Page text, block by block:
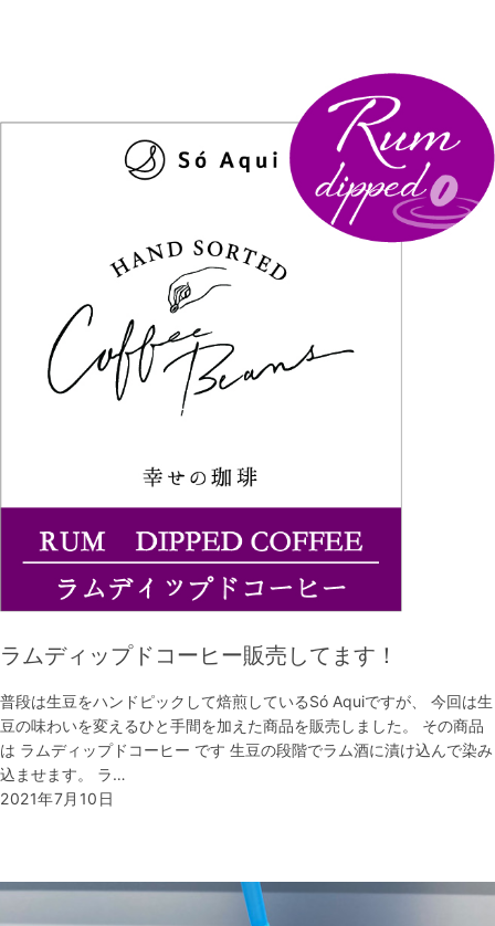
ラムディップドコーヒー販売してます！
普段は生豆をハンドピックして焙煎しているSó Aquiですが、 今回は生
豆の味わいを変えるひと手間を加えた商品を販売しました。 その商品
は ラムディップドコーヒー です 生豆の段階でラム酒に漬け込んで染み
込ませます。 ラ…
2021年7月10日